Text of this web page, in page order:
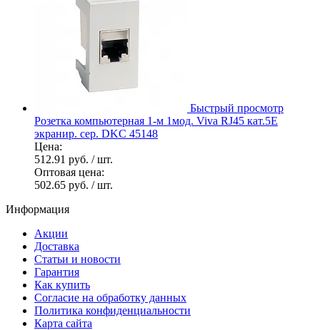
Быстрый просмотр
Розетка компьютерная 1-м 1мод. Viva RJ45 кат.5E
экранир. сер. DKC 45148
Цена:
512.91 руб. / шт.
Оптовая цена:
502.65 руб. / шт.
Информация
Акции
Доставка
Статьи и новости
Гарантия
Как купить
Согласие на обработку данных
Политика конфиденциальности
Карта сайта